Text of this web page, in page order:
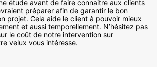
étude avant de faire connaitre aux clients
préparer afin de garantir le bon
projet. Cela aide le client à pouvoir mieux
et aussi temporellement. N’hésitez pas
le coût de notre intervention sur
velux vous intéresse.